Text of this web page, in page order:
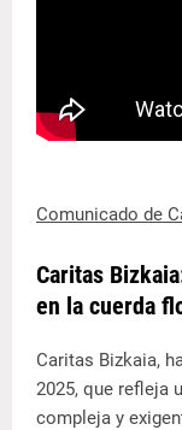
Comunicado de
Caritas
en la cuerda
Caritas Bizkaia,
2025, que refleja
compleja y